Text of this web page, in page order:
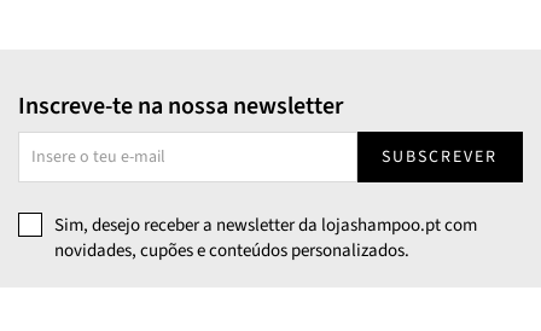
Inscreve-te na nossa newsletter
SUBSCREVER
Sim, desejo receber a newsletter da lojashampoo.pt com
novidades, cupões e conteúdos personalizados.